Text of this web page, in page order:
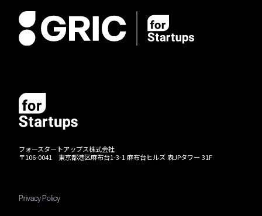
フォースタートアップス株式会社
〒106-0041 東京都港区麻布台1-3-1 麻布台ヒルズ 森JPタワー 31F
Privacy Policy